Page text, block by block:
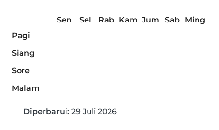
Sen Sel Rab Kam Jum Sab
Ming
Pagi
Siang
Sore
Malam
Diperbarui: 29 Juli 2026